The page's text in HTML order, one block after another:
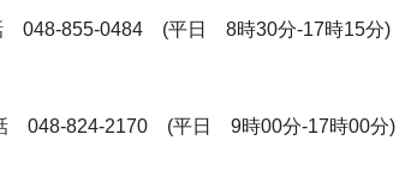
048-855-0484 (平日 8時30分-17時15分)
824-2170 (平日 9時00分-17時00分)